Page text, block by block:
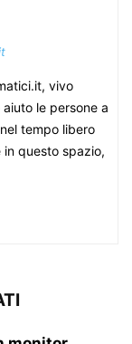
vivo
le persone a
tempo libero
questo spazio,